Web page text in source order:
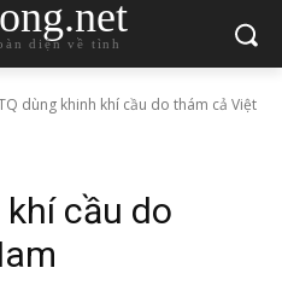
diện về tình
dùng khinh khí cầu do thám cả Việt
cầu do